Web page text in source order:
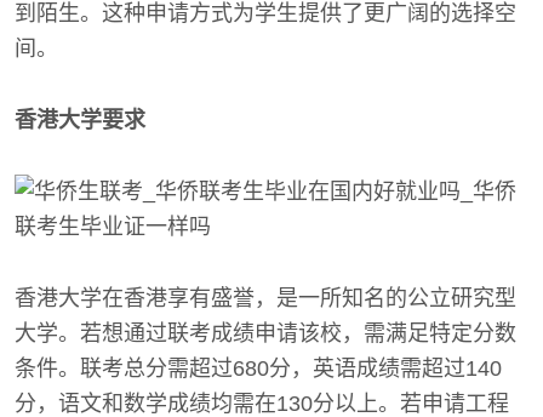
到陌生。这种申请方式为学生提供了更广阔的选择空
间。
香港大学要求
香港大学在香港享有盛誉，是一所知名的公立研究型
大学。若想通过联考成绩申请该校，需满足特定分数
条件。联考总分需超过680分，英语成绩需超过140
分，语文和数学成绩均需在130分以上。若申请工程